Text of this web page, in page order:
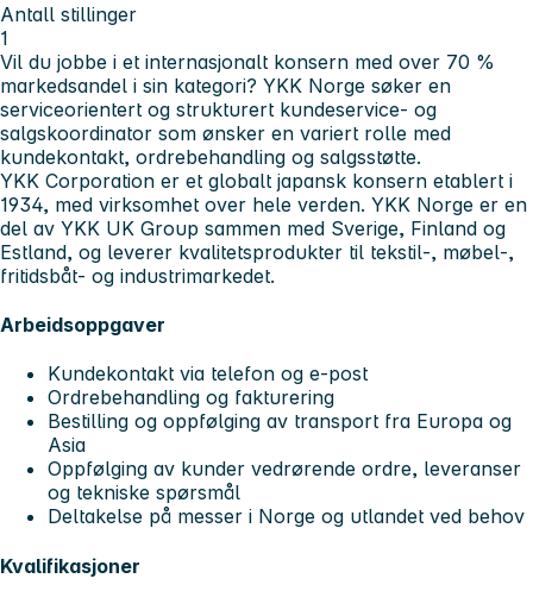
Antall stillinger
1
Vil du jobbe i et internasjonalt konsern med over 70 %
markedsandel i sin kategori? YKK Norge søker en
serviceorientert og strukturert kundeservice- og
salgskoordinator som ønsker en variert rolle med
kundekontakt, ordrebehandling og salgsstøtte.
YKK Corporation er et globalt japansk konsern etablert i
1934, med virksomhet over hele verden. YKK Norge er en
del av YKK UK Group sammen med Sverige, Finland og
Estland, og leverer kvalitetsprodukter til tekstil-, møbel-,
fritidsbåt- og industrimarkedet.
Arbeidsoppgaver
Kundekontakt via telefon og e-post
Ordrebehandling og fakturering
Bestilling og oppfølging av transport fra Europa og
Asia
Oppfølging av kunder vedrørende ordre, leveranser
og tekniske spørsmål
Deltakelse på messer i Norge og utlandet ved behov
Kvalifikasjoner